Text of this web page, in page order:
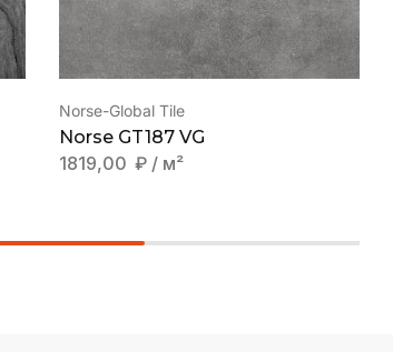
Norse-Global Tile
Norse GT187 VG
1819,00 ₽ / м²